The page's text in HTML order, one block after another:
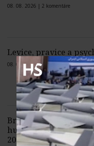
08. 08. 2026 | 2 komentáre
Levice, pravice a
08. 08. 2026 |Žiadne komentáre
Bratislavské Vajnory
hudbou, začal sa
2026